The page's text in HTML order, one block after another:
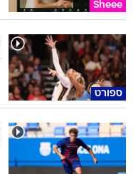
Sheee
ספורט